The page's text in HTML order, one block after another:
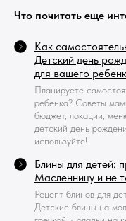
Что почитать еще
Как
Детский день
для вашего
Планируете
ребенка? Советы
бюджет, локации,
детский день
используйте!
Блины для детей:
Масленницу и не
Рецепт блинов для
Детские блины на